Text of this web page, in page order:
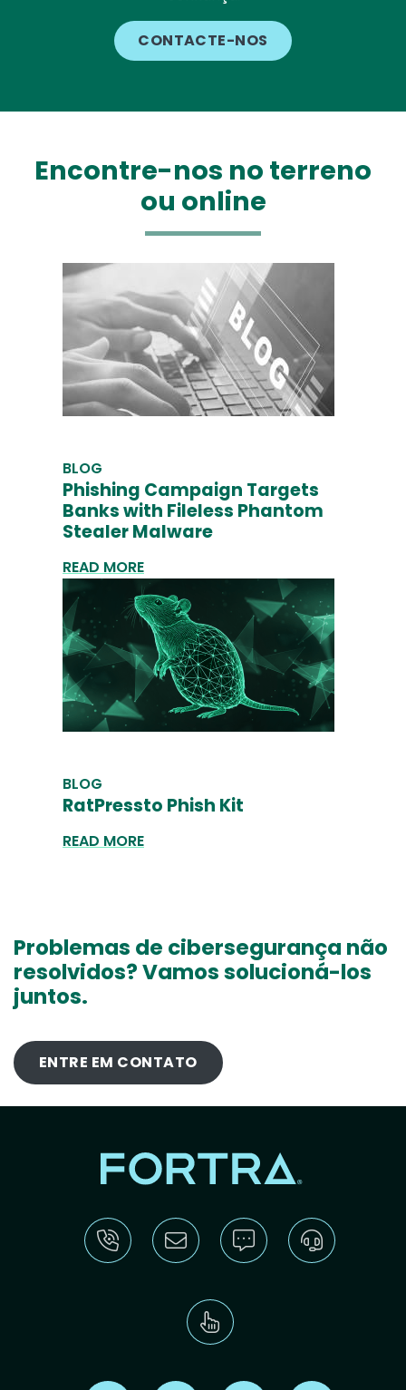
CONTACTE-NOS
Encontre-nos no terreno
ou online
BLOG
Phishing Campaign Targets
Banks with Fileless Phantom
Stealer Malware
READ MORE
BLOG
RatPressto Phish Kit
READ MORE
Problemas de cibersegurança não
resolvidos? Vamos solucioná-los
juntos.
ENTRE EM CONTATO